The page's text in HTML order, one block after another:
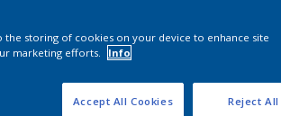
the storing of cookies on your device to enhance site
marketing efforts.
Info
Reject All
Accept All Cookies